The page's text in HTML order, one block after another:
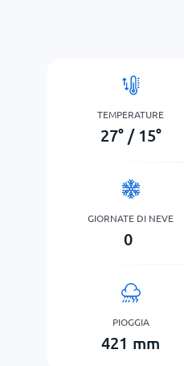
TEMPERATURE
27° / 15°
GIORNATE DI NEVE
0
PIOGGIA
421 mm